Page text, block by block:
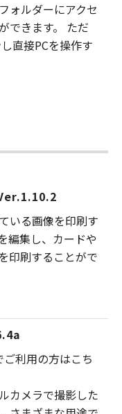
ォルダーにアクセ
できます。 ただ
直接PCを操作す
いる画像を印刷す
編集し、カードや
印刷することがで
利用の方はこち
カメラで撮影した